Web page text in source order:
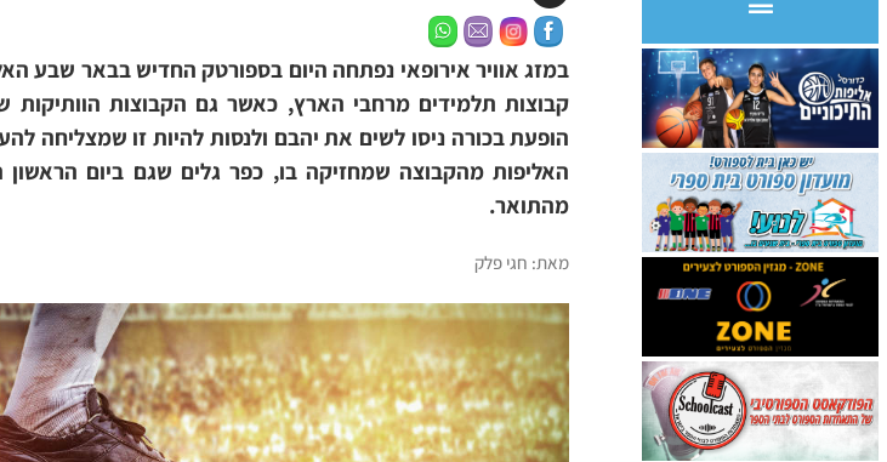
קבוצות תלמידים מרחבי הארץ, כאשר גם הקבוצות הוותיקות
הופעת בכורה ניסו לשים את יהבם ולנסות להיות זו שמצליחה
האליפות מהקבוצה שמחזיקה בו, כפר גלים שגם ביום
מהתואר.
מאת: חגי פלק